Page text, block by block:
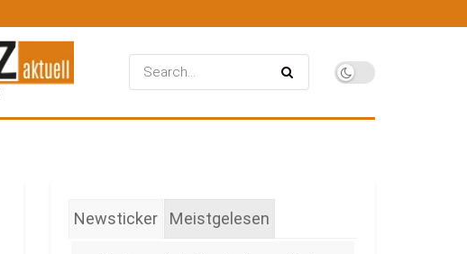
Newsticker Meistgelesen